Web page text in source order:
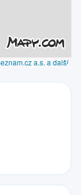
a.s. a další